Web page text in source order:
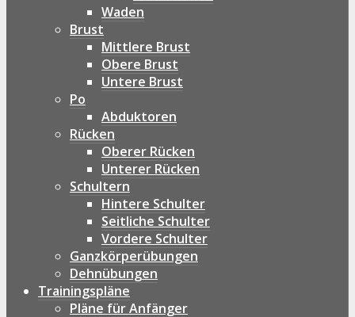
Waden
Brust
Mittlere Brust
Obere Brust
Untere Brust
Po
Abduktoren
Rücken
Oberer Rücken
Unterer Rücken
Schultern
Hintere Schulter
Seitliche Schulter
Vordere Schulter
Ganzkörperübungen
Dehnübungen
Trainingspläne
Pläne für Anfänger